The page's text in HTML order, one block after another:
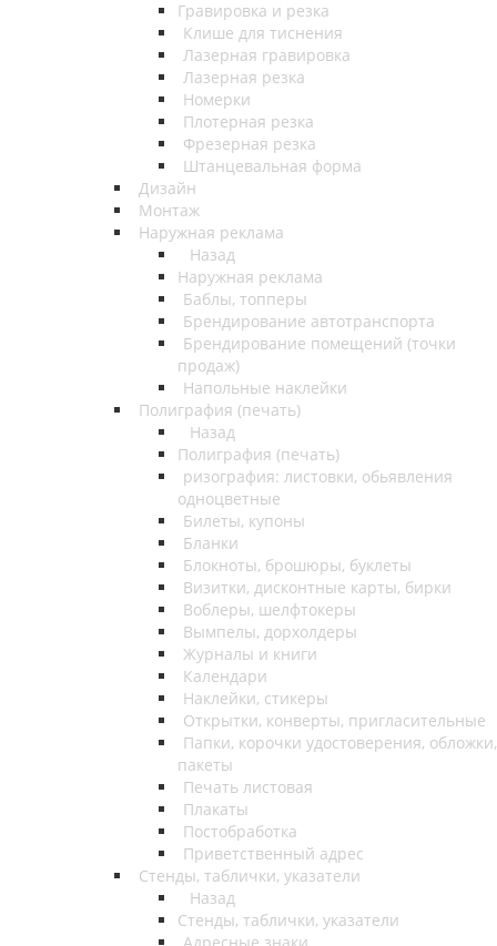
Гравировка и резка
Клише для тиснения
Лазерная гравировка
Лазерная резка
Номерки
Плотерная резка
Фрезерная резка
Штанцевальная форма
Дизайн
Монтаж
Наружная реклама
Назад
Наружная реклама
Баблы, топперы
Брендирование автотранспорта
Брендирование помещений (точки
продаж)
Напольные наклейки
Полиграфия (печать)
Назад
Полиграфия (печать)
ризография: листовки, обьявления
одноцветные
Билеты, купоны
Бланки
Блокноты, брошюры, буклеты
Визитки, дисконтные карты, бирки
Воблеры, шелфтокеры
Вымпелы, дорхолдеры
Журналы и книги
Календари
Наклейки, стикеры
Открытки, конверты, пригласительные
Папки, корочки удостоверения, обложки,
пакеты
Печать листовая
Плакаты
Постобработка
Приветственный адрес
Стенды, таблички, указатели
Назад
Стенды, таблички, указатели